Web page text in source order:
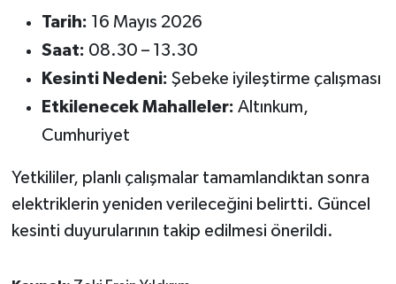
Tarih: 16 Mayıs 2026
Saat: 08.30 – 13.30
Kesinti Nedeni: Şebeke iyileştirme çalışması
Etkilenecek Mahalleler: Altınkum,
Cumhuriyet
Yetkililer, planlı çalışmalar tamamlandıktan sonra
elektriklerin yeniden verileceğini belirtti. Güncel
kesinti duyurularının takip edilmesi önerildi.